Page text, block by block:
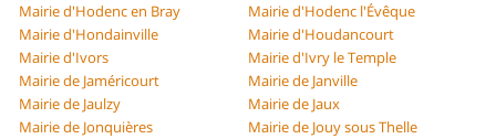
Mairie d'Hodenc en Bray
Mairie d'Hodenc l'Évêque
Mairie d'Hondainville
Mairie d'Houdancourt
Mairie d'Ivors
Mairie d'Ivry le Temple
Mairie de Jaméricourt
Mairie de Janville
Mairie de Jaulzy
Mairie de Jaux
Mairie de Jonquières
Mairie de Jouy sous Thelle